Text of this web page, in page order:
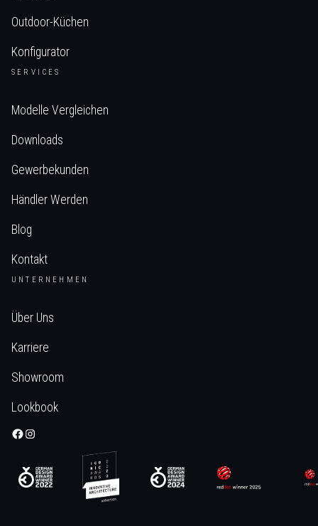
Outdoor-Küchen
Konfigurator
SERVICES
Modelle Vergleichen
Downloads
Gewerbekunden
Händler Werden
Blog
Kontakt
UNTERNEHMEN
Über Uns
Karriere
Showroom
Lookbook